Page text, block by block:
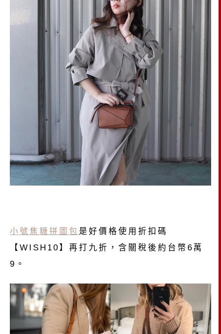
小號焦糖拼圖包 是好價格 使用折扣碼
【WISH10】再打九折，含關稅後約台幣6萬
9。